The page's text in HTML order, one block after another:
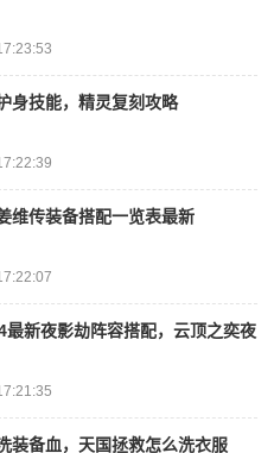
身技能，精灵复刻攻略
维传装备搭配一览表最新
新夜影劫阵容搭配，云顶之奕夜
装备血，天国拯救怎么洗衣服